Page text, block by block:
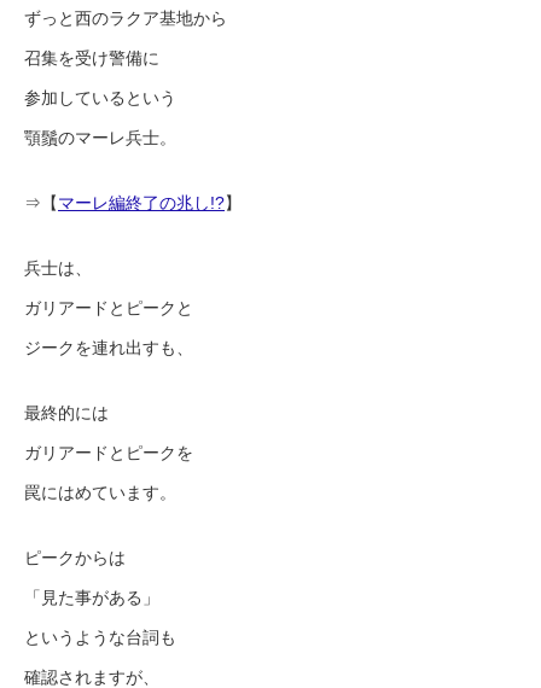
ずっと西のラクア基地から
召集を受け警備に
参加しているという
顎鬚のマーレ兵士。
⇒【マーレ編終了の兆し!?】
兵士は、
ガリアードとピークと
ジークを連れ出すも、
最終的には
ガリアードとピークを
罠にはめています。
ピークからは
「見た事がある」
というような台詞も
確認されますが、